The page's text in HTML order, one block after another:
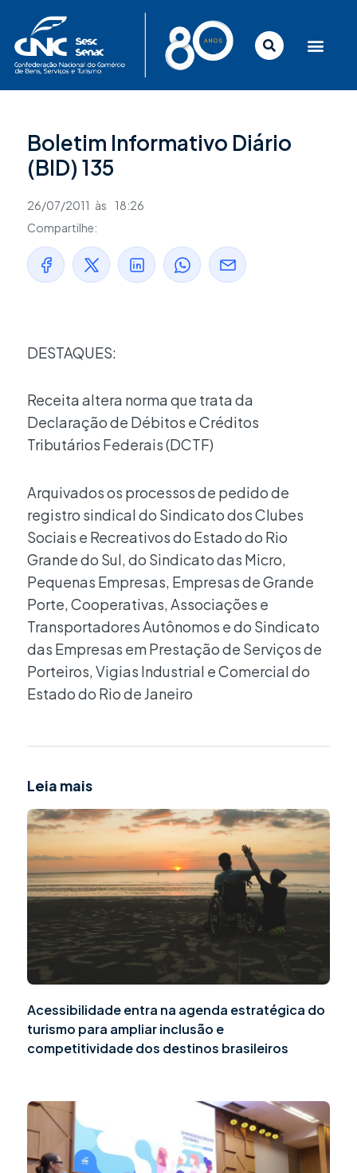
conteúdo
Boletim Informativo Diário
(BID) 135
26/07/2011 às
18:26
Compartilhe:
DESTAQUES:
Receita altera norma que trata da
Declaração de Débitos e Créditos
Tributários Federais (DCTF)
Arquivados os processos de pedido de
registro sindical do Sindicato dos Clubes
Sociais e Recreativos do Estado do Rio
Grande do Sul, do Sindicato das Micro,
Pequenas Empresas, Empresas de Grande
Porte, Cooperativas, Associações e
Transportadores Autônomos e do Sindicato
das Empresas em Prestação de Serviços de
Porteiros, Vigias Industrial e Comercial do
Estado do Rio de Janeiro
Leia mais
Acessibilidade entra na agenda estratégica do
turismo para ampliar inclusão e
competitividade dos destinos brasileiros